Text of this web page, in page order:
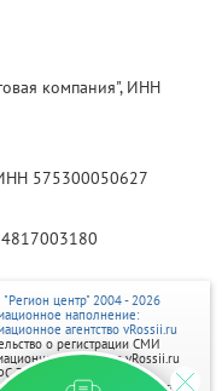
компания", ИНН
575300050627
"Регион центр" 2004 - 2026
наполнение:
агентство vRossii.ru
о регистрации СМИ
агентства vRossii.ru
77‑35502
РОСКОМНАДЗОРом 04 марта